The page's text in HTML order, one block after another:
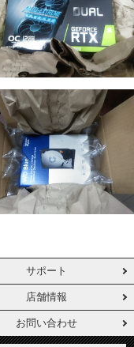
サポート
店舗情報
お問い合わせ